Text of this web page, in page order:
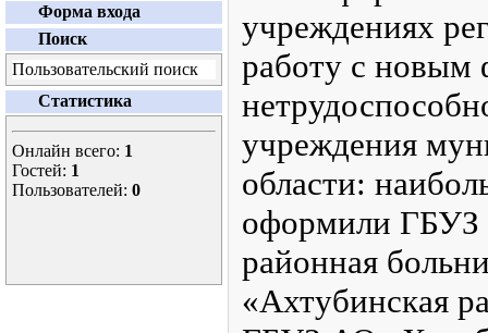
Форма входа
Поиск
Пользовательский поиск
Статистика
Онлайн всего: 1
Гостей: 1
Пользователей: 0
учреждениях
работу с новым
учреждения
области:
оформили ГБУЗ
районная
«Ахтубинская